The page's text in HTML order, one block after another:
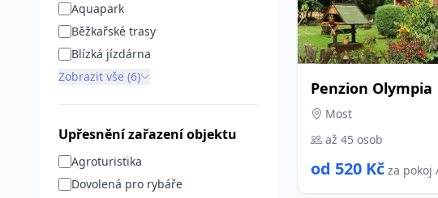
Aquapark
Běžkařské trasy
Blízká jízdárna
Zobrazit vše (6)
Upřesnění zařazení objektu
Agroturistika
Dovolená pro rybáře
Penzion Olympia
Most
až 45 osob
od 520 Kč za pokoj